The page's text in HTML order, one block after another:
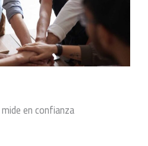
en confianza